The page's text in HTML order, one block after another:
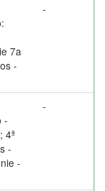
7a
-
-
-
4ª
-
-
-